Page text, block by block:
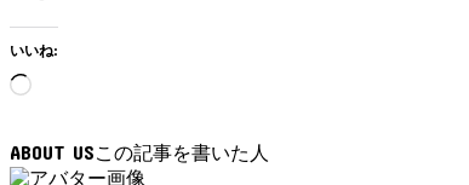
いいね:
読
み
ABOUT US